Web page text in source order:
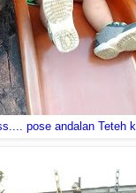
pose andalan Teteh